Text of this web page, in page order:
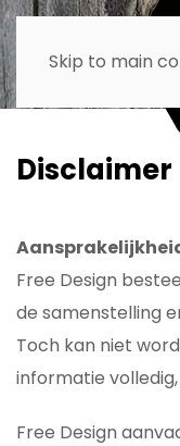
Skip to main
Disclaimer
Free Design
de samenstelling
Toch kan niet
informatie
Free Design